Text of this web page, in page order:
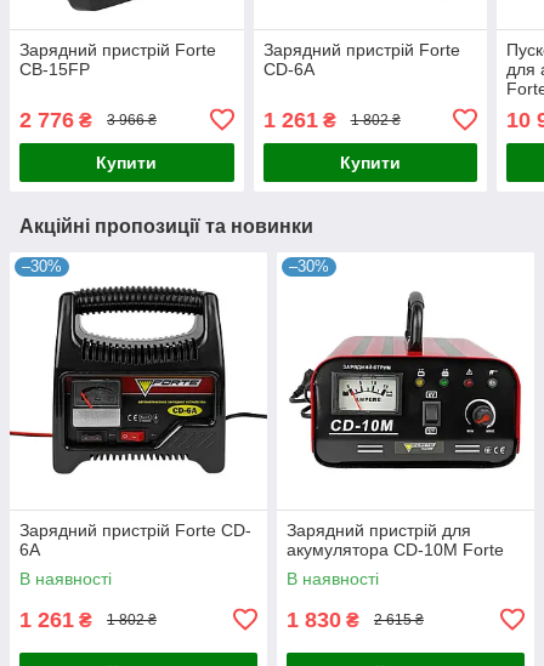
Зарядний пристрій Forte
CB-15FP
2 776 ₴ 3 966 ₴
Купити
Зарядний пристрій Forte
CD-6A
1 261₴ 1 802 ₴
Купити
для
10
Акційні пропозиції та новинки
–30%
Зарядний пристрій Forte CD-
6A
В наявності
1 261 ₴ 1 802 ₴
–30%
Зарядний пристрій для
акумулятора CD-10M Forte
В наявності
1 830 ₴ 2 615 ₴